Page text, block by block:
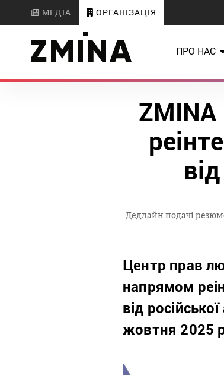
МЕДІА ОРГАНІЗАЦІЯ
ПРО НАС
Дедлайн подачі
Центр прав
напрямом
від
жовтня 2025